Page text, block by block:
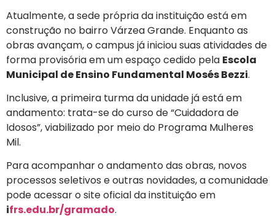
Atualmente, a sede própria da instituição está em
construção no bairro Várzea Grande. Enquanto as
obras avançam, o campus já iniciou suas atividades de
forma provisória em um espaço cedido pela Escola
Municipal de Ensino Fundamental Mosés Bezzi.
Inclusive, a primeira turma da unidade já está em
andamento: trata-se do curso de “Cuidadora de
Idosos”, viabilizado por meio do Programa Mulheres
Mil.
Para acompanhar o andamento das obras, novos
processos seletivos e outras novidades, a comunidade
pode acessar o site oficial da instituição em
ifrs.edu.br/gramado.